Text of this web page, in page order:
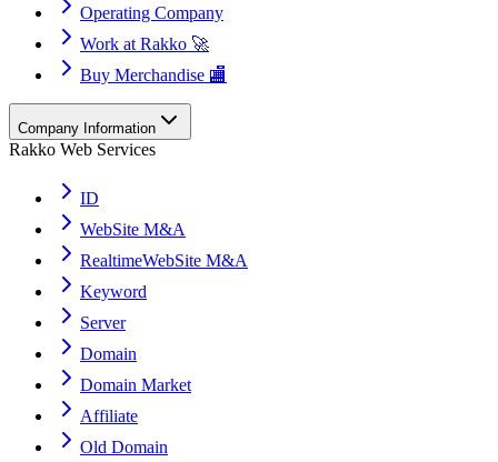
Operating Company
Work at Rakko 🚀
Buy Merchandise 🏬
Company Information
Rakko Web Services
ID
WebSite M&A
RealtimeWebSite M&A
Keyword
Server
Domain
Domain Market
Affiliate
Old Domain